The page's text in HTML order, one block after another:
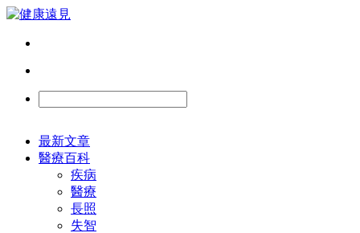
最新文章
醫療百科
疾病
醫療
長照
失智